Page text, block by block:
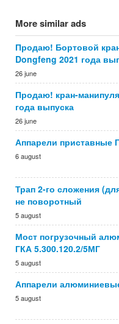
More similar ads
Продаю! Бортовой
Dongfeng 2021 года
26 june
Продаю! кран-
года выпуска
26 june
Аппарели приставные
6 august
Трап 2-го сложения
не поворотный
5 august
Мост погрузочный
ГКА 5.300.120.2/5МГ
5 august
Аппарели
5 august